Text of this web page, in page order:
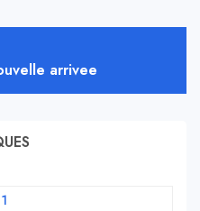
arrivee
1